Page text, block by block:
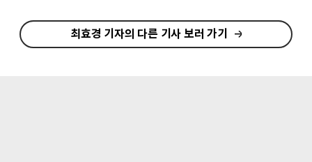
최효경 기자의 다른 기사 보러 가기